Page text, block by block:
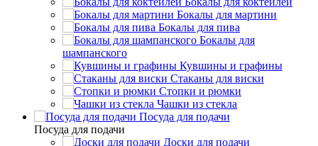
Бокалы для мартини
Бокалы для пива
Бокалы для
шампанского
Кувшины и графины
Стаканы для виски
Стопки и рюмки
Чашки из стекла
Посуда для подачи
Посуда для подачи
Доски для подачи